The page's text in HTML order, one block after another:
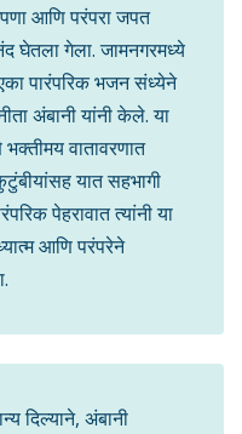
आणि परंपरा जपत
घेतला गेला. जामनगरमध्ये
पारंपरिक भजन संध्येने
अंबानी यांनी केले. या
भक्तीमय वातावरणात
यात सहभागी
पेहरावात त्यांनी या
आणि परंपरेने
दिल्याने, अंबानी